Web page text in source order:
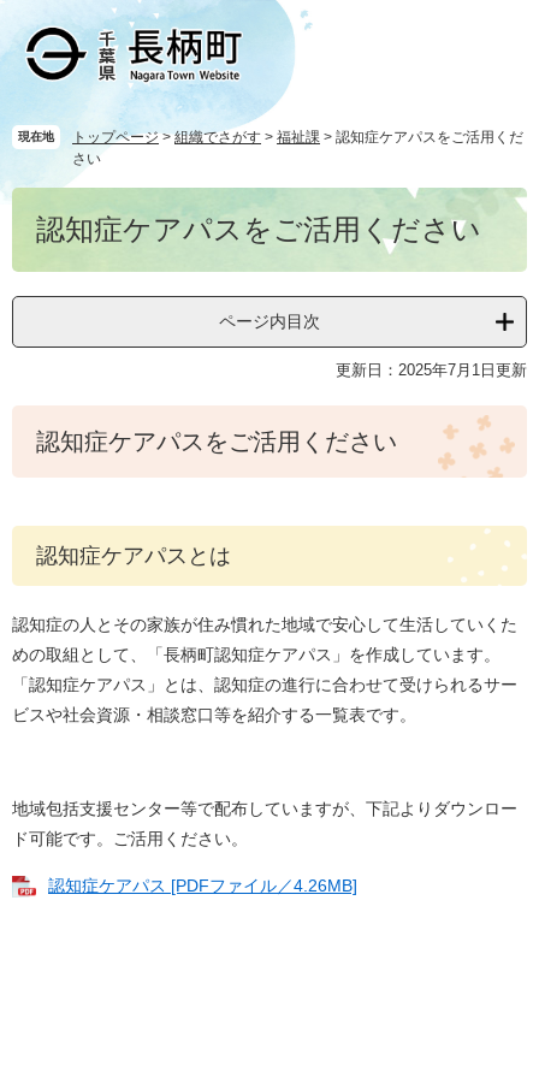
ー
す
ニ
し
文
現在地 トップページ >組織でさがす > 福祉課 > 認知症ケアパスをご活用くだ
さい
認知症ケアパスをご活用ください
ページ内目次
更新日：2025年7月1日更新
認知症ケアパスをご活用ください
認知症ケアパスとは
認知症の人とその家族が住み慣れた地域で安心して生活していくた
めの取組として、「長柄町認知症ケアパス」を作成しています。
「認知症ケアパス」とは、認知症の進行に合わせて受けられるサー
ビスや社会資源・相談窓口等を紹介する一覧表です。
地域包括支援センター等で配布していますが、下記よりダウンロー
ド可能です。ご活用ください。
認知症ケアパス [PDFファイル／4.26MB]